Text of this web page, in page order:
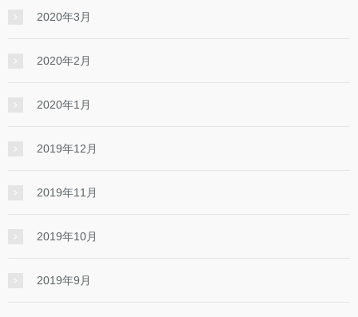
2020年3月
2020年2月
2020年1月
2019年12月
2019年11月
2019年10月
2019年9月